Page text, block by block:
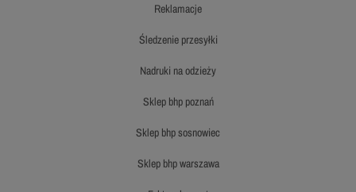
reklamacje
śledzenie przesyłki
nadruki na odzieży
sklep bhp poznań
sklep bhp sosnowiec
sklep bhp warszawa